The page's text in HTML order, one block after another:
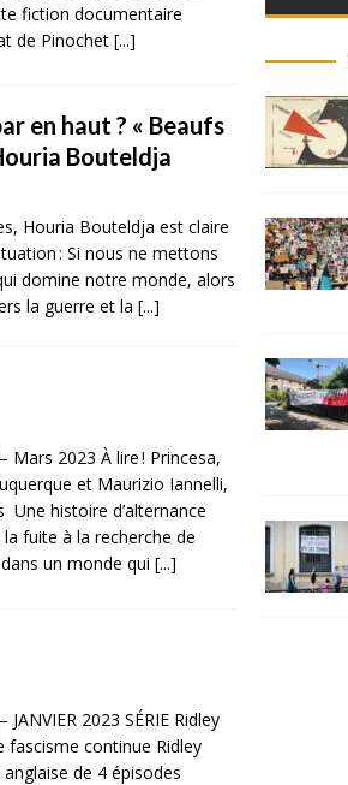
fiction documentaire
de Pinochet [...]
en haut ? « Beaufs
Bouteldja
Houria Bouteldja est claire
: Si nous ne mettons
domine notre monde, alors
la guerre et la [...]
Mars 2023 À lire ! Princesa,
et Maurizio Iannelli,
histoire d’alternance
fuite à la recherche de
un monde qui [...]
JANVIER 2023 SÉRIE Ridley
fascisme continue Ridley
de 4 épisodes